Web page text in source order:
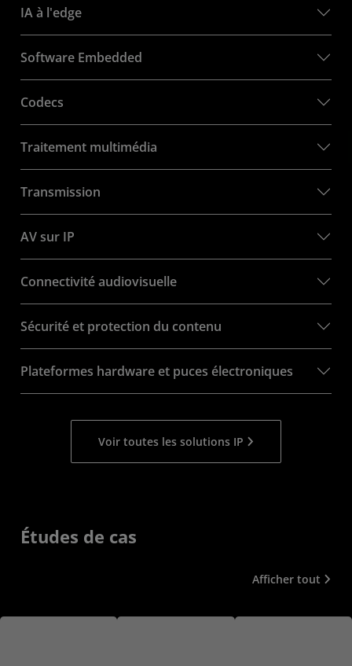
IA à l'edge
Software Embedded
Codecs
Traitement multimédia
Transmission
AV sur IP
Connectivité audiovisuelle
Sécurité et protection du contenu
Plateformes hardware et puces électroniques
Voir toutes les solutions IP
Études de cas
Afficher tout